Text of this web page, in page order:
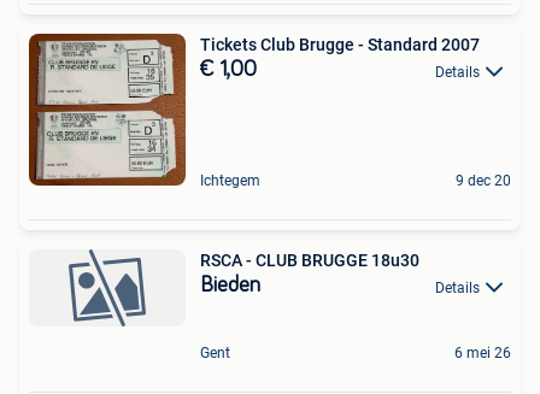
Tickets Club Brugge - Standard 2007
€ 1,00 Details
Ichtegem 9 dec 20
RSCA - CLUB BRUGGE 18u30
Bieden Details
Gent 6 mei 26